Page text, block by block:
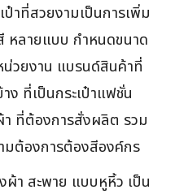
าที่สวยงามเป็นการเพิ่ม
หลายแบบ กำหนดขนาด
วยงาน แบรนด์สินค้าที่
ง ที่เป็นกระเป๋าแฟชั่น
า ที่ต้องการสั่งผลิต รวม
มต้องการต้องสีองค์กร
ผ้า สะพาย แบบหูหิ้ว เป็น